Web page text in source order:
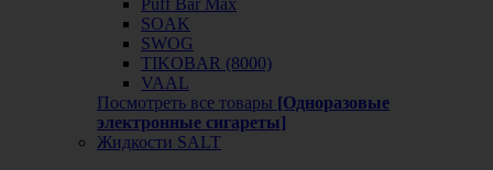
SOAK
SWOG
TIKOBAR (8000)
VAAL
Посмотреть все товары [Одноразовые
электронные сигареты]
Жидкости SALT